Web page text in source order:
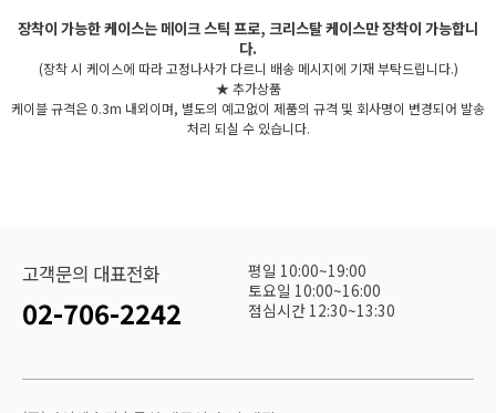
장착이 가능한 케이스는 메이크 스틱 프로, 크리스탈 케이스만 장착이 가능합니
다.
(장착 시 케이스에 따라 고정나사가 다르니 배송 메시지에 기재 부탁드립니다.)
★ 추가상품
케이블 규격은 0.3m 내외이며, 별도의 예고없이 제품의 규격 및 회사명이 변경되어 발송
처리 되실 수 있습니다.
고객문의 대표전화
02-706-2242
평일 10:00~19:00
토요일 10:00~16:00
점심시간 12:30~13:30